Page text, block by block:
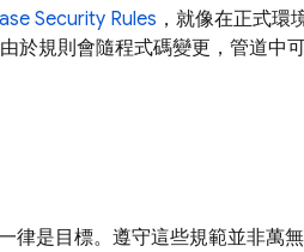
Security Rules ，就像在正式環
於規則會隨程式碼變更，管道中
律是目標。遵守這些規範並非萬